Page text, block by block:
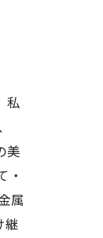
私
美
・
属
継